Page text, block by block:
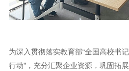
为深入贯彻落实教育部“全国高校书
行动”，充分汇聚企业资源，巩固拓